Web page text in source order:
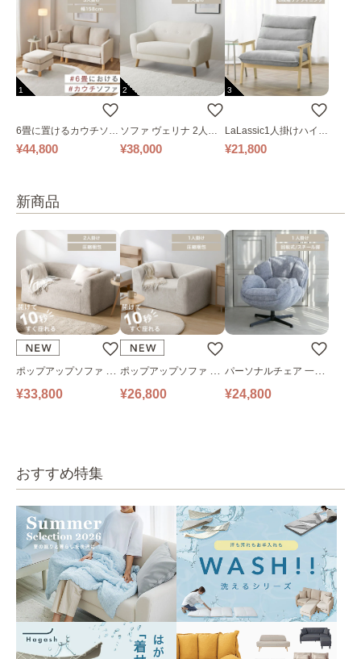
1
6畳に置けるカウチソフ
ァ｜ベージュ
¥44,800
2
ソファ ヴェリナ 2人掛
け
¥38,000
3
LaLassic1人掛けハイバ
ックソファ ワイド
¥21,800
新商品
ポップアップソファ ソ
ファ フロアソファ 幅14
¥33,800
ポップアップソファ ソ
ファ フロアソファ 幅10
¥26,800
パーソナルチェア 一人
掛けソファ O’HANA ソ
¥24,800
おすすめ特集